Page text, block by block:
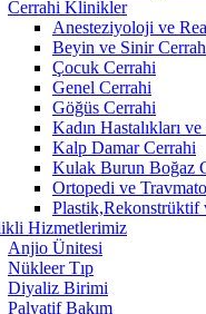
Cerrahi Klinikler
Anesteziyoloji ve
Beyin ve Sinir
Çocuk Cerrahi
Genel Cerrahi
Göğüs Cerrahi
Kadın Hastalıkları
Kalp Damar Cerrahi
Kulak Burun Boğaz
Ortopedi ve
Plastik,Rekonstrüktif
Hizmetlerimiz
Anjio Ünitesi
Nükleer Tıp
Diyaliz Birimi
Palyatif Bakım